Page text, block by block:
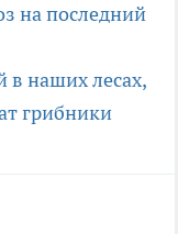
на последний
в наших лесах,
грибники